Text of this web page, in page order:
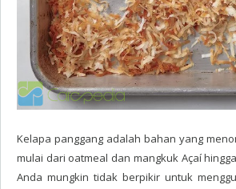
Kelapa panggang adalah bahan yang
mulai dari oatmeal dan mangkuk Açaí
Anda mungkin tidak berpikir untuk